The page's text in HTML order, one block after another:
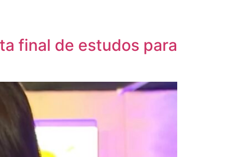
final de estudos para